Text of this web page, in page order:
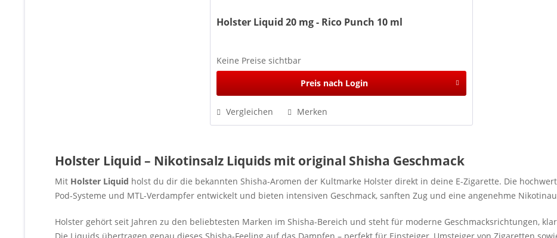
Holster Liquid 20 mg - Rico Punch 10 ml
Keine Preise sichtbar
Preis nach Login
Vergleichen Merken
Holster Liquid – Nikotinsalz Liquids mit original Shisha Geschmack
Mit Holster Liquid holst du dir die bekannten Shisha-Aromen der Kultmarke Holster direkt in deine E-Zigarette. Die
Pod-Systeme und MTL-Verdampfer entwickelt und bieten intensiven Geschmack, sanften Zug und eine angenehme
Holster gehört seit Jahren zu den beliebtesten Marken im Shisha-Bereich und steht für moderne Geschmacksrichtungen,